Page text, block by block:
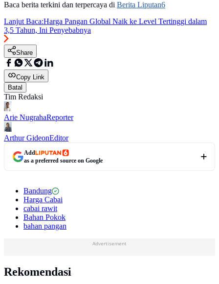
Baca berita terkini dan terpercaya di Berita Liputan6
Lanjut Baca:Harga Pangan Global Naik ke Level Tertinggi dalam
3,5 Tahun, Ini Penyebabnya
Share
Copy Link
Batal
Tim Redaksi
Arie NugrahaReporter
Arthur GideonEditor
Add
as a preferred source on Google
Bandung
Harga Cabai
cabai rawit
Bahan Pokok
bahan pangan
Advertisement
Rekomendasi